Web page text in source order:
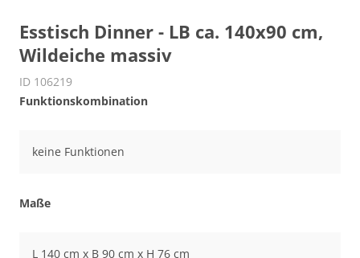
Esstisch Dinner - LB ca. 140x90 cm,
Wildeiche massiv
ID 106219
Funktionskombination
keine Funktionen
Maße
L 140 cm x B 90 cm x H 76 cm